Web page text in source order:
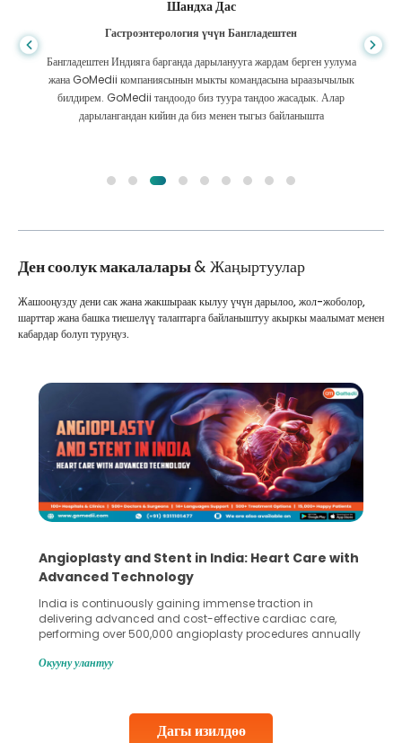
Шандха Дас
Гастроэнтерология үчүн Бангладештен
Бангладештен Индияга барганда дарыланууга жардам берген уулума
жана GoMedii компаниясынын мыкты командасына ыраазычылык
билдирем. GoMedii тандоодо биз туура тандоо жасадык. Алар
дарылангандан кийин да биз менен тыгыз байланышта
Ден соолук макалалары& Жаңыртуулар
Дагы изилдөө
Жашооңузду дени сак жана жакшыраак кылуу үчүн дарылоо, жол-жоболор,
шарттар жана башка тиешелүү талаптарга байланыштуу акыркы маалымат менен
кабардар болуп туруңуз.
Angioplasty and Stent in India: Heart Care with
Advanced Technology
India is continuously gaining immense traction in
delivering advanced and cost-effective cardiac care,
performing over 500,000 angioplasty procedures annually
globe are searching for treatments like angioplasty and
Studies, such as one published
Окууну улантуу